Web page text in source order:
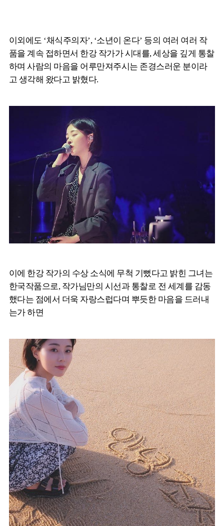
이외에도 ‘채식주의자’, ‘소년이 온다’ 등의 여러 여러 작
품을 계속 접하면서 한강 작가가 시대를, 세상을 깊게 통찰
하며 사람의 마음을 어루만져주시는 존경스러운 분이라
고 생각해 왔다고 밝혔다.
이에 한강 작가의 수상 소식에 무척 기뻤다고 밝힌 그녀는
한국작품으로, 작가님만의 시선과 통찰로 전 세계를 감동
했다는 점에서 더욱 자랑스럽다며 뿌듯한 마음을 드러내
는가 하면